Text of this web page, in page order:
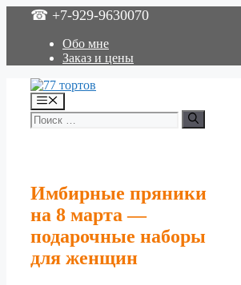
Перейти
содержимому
☎ +7-929-9630070
Обо мне
Заказ и цены
Меню
Поиск:
Имбирные пряники
на 8 марта —
подарочные наборы
для женщин